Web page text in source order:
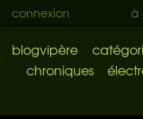
connexion à
blogvipère
chroniques